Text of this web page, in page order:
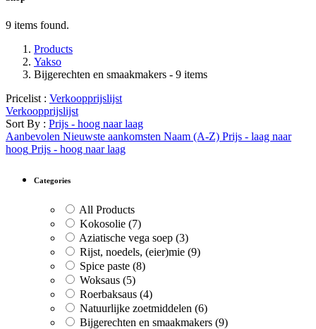
9 items found.
Products
Yakso
Bijgerechten en smaakmakers - 9 items
Pricelist : Verkoopprijslijst
Verkoopprijslijst
Sort By : Prijs - hoog naar laag
Aanbevolen Nieuwste aankomsten Naam (A-Z) Prijs - laag naar
hoog Prijs - hoog naar laag
Categories
All Products
Kokosolie (7)
Aziatische vega soep (3)
Rijst, noedels, (eier)mie (9)
Spice paste (8)
Woksaus (5)
Roerbaksaus (4)
Natuurlijke zoetmiddelen (6)
Bijgerechten en smaakmakers (9)